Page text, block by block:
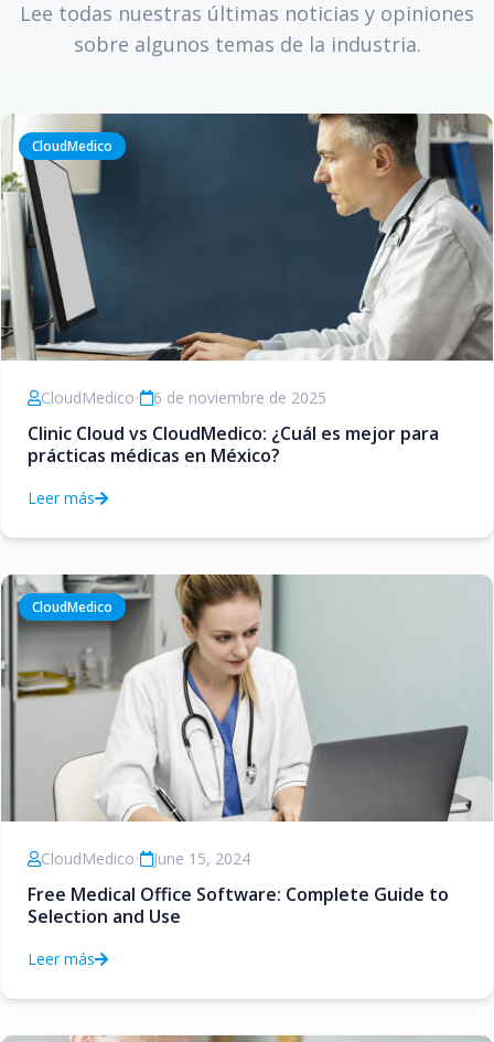
Lee todas nuestras últimas noticias y opiniones
sobre algunos temas de la industria.
CloudMedico
CloudMedico• 6 de noviembre de 2025
Clinic Cloud vs CloudMedico: ¿Cuál es mejor para
prácticas médicas en México?
Leer más
CloudMedico
CloudMedico• June 15, 2024
Free Medical Office Software: Complete Guide to
Selection and Use
Leer más